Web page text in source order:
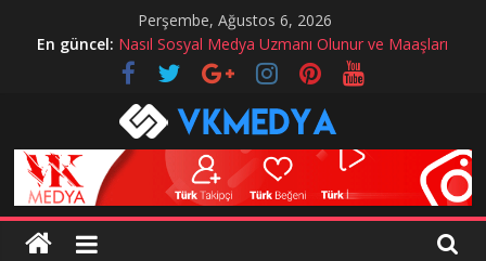
Perşembe, Ağustos 6, 2026
En güncel: Nasıl Sosyal Medya Uzmanı Olunur ve Maaşları
Instagram hesabım çalındı ne yapmalıyım?
instagram mavi tik alma
Twitch Hizmetlerimiz
Sosyal Medyada Reklam Nasıl Yapılır?
VKMedya
Blog